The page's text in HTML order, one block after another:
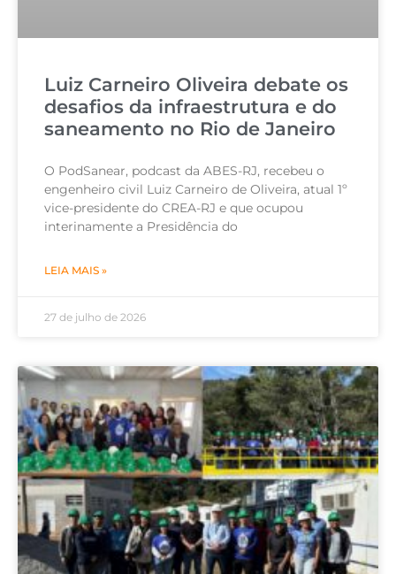
Luiz Carneiro Oliveira debate os
desafios da infraestrutura e do
saneamento no Rio de Janeiro
O PodSanear, podcast da ABES-RJ, recebeu o
engenheiro civil Luiz Carneiro de Oliveira, atual 1º
vice-presidente do CREA-RJ e que ocupou
interinamente a Presidência do
LEIA MAIS »
27 de julho de 2026